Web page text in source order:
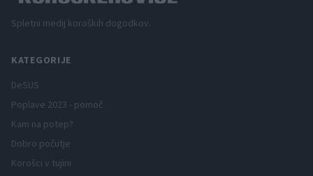
Spletni medij koroških dogodkov.
KATEGORIJE
DeSUS
Poplave 2023 - pomoč
Kam na potep?
Dobro počutje
Korošci v tujini